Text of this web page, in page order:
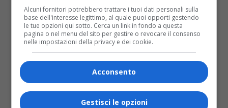
Alcuni fornitori potrebbero trattare i tuoi dati personali sulla
base dell'interesse legittimo, al quale puoi opporti gestendo
le tue opzioni qui sotto. Cerca un link in fondo a questa
pagina o nel menu del sito per gestire o revocare il consenso
nelle impostazioni della privacy e dei cookie.
Acconsento
Gestisci le opzioni